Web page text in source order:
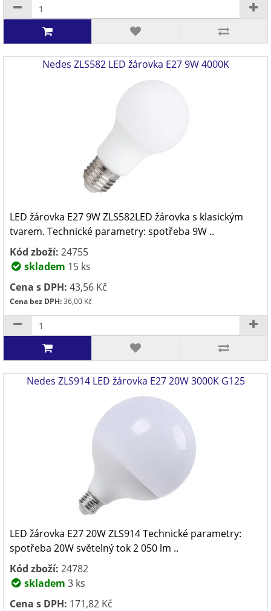
Nedes ZLS582 LED žárovka E27 9W 4000K
LED žárovka E27 9W ZLS582LED žárovka s klasickým
tvarem. Technické parametry: spotřeba 9W ..
Kód zboží: 24755
skladem 15 ks
Cena s DPH: 43,56 Kč
Cena bez DPH:36,00 Kč
Nedes ZLS914 LED žárovka E27 20W 3000K G125
LED žárovka E27 20W ZLS914 Technické parametry:
spotřeba 20W světelný tok 2 050 lm ..
Kód zboží: 24782
skladem 3 ks
Cena s DPH: 171,82 Kč